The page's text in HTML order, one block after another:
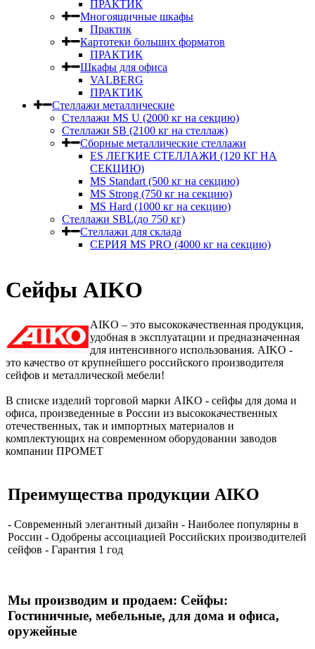
ПРАКТИК
Многоящичные шкафы
Практик
Картотеки больших форматов
ПРАКТИК
Шкафы для офиса
VALBERG
ПРАКТИК
Стеллажи металлические
Стеллажи MS U (2000 кг на секцию)
Стеллажи SB (2100 кг на стеллаж)
Сборные металлические стеллажи
ES ЛЕГКИЕ СТЕЛЛАЖИ (120 КГ НА
СЕКЦИЮ)
MS Standart (500 кг на секцию)
MS Strong (750 кг на секцию)
MS Hard (1000 кг на секцию)
Стеллажи SBL(до 750 кг)
Стеллажи для склада
СЕРИЯ MS PRO (4000 кг на секцию)
Сейфы AIKO
AIKO – это высококачественная продукция,
удобная в эксплуатации и предназначенная
для интенсивного использования. AIKO -
это качество от крупнейшего российского производителя
сейфов и металлической мебели!
В списке изделий торговой марки AIKO - сейфы для дома и
офиса, произведенные в России из высококачественных
отечественных, так и импортных материалов и
комплектующих на современном оборудовании заводов
компании ПРОМЕT
Преимущества продукции AIKO
- Современный элегантный дизайн - Наиболее популярны в
России - Одобрены ассоциацией Российских производителей
сейфов - Гарантия 1 год
Мы производим и продаем: Сейфы:
Гостиничные, мебельные, для дома и офиса,
оружейные